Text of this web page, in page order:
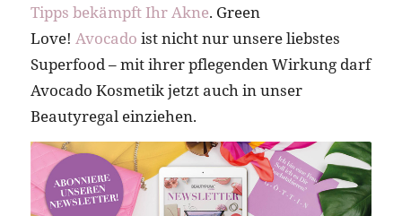
Tipps bekämpft Ihr Akne. Green
Love! Avocado ist nicht nur unsere liebstes
Superfood – mit ihrer pflegenden Wirkung darf
Avocado Kosmetik jetzt auch in unser
Beautyregal einziehen.